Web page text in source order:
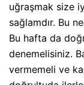
uğraşmak size
sağlamdır. Bu
Bu hafta da
denemelisiniz.
vermemeli ve